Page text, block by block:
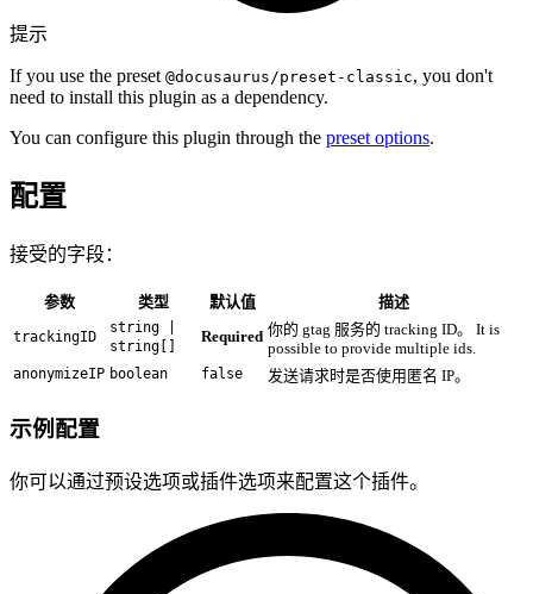
提示
If you use the preset @docusaurus/preset-classic, you don't
need to install this plugin as a dependency.
You can configure this plugin through the preset options.
配置
接受的字段：
参数 类型 默认值 描述
trackingID
string |
string[]
Required 你的 gtag 服务的 tracking ID。 It is
possible to provide multiple ids.
anonymizeIP boolean false 发送请求时是否使用匿名 IP。
示例配置
你可以通过预设选项或插件选项来配置这个插件。